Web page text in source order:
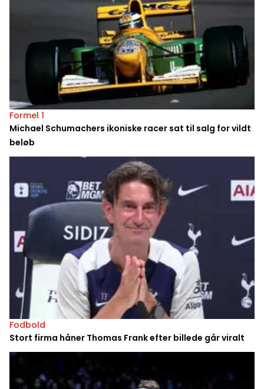
Formel 1
Michael Schumachers ikoniske racer sat til salg for vildt
beløb
Fodbold
Stort firma håner Thomas Frank efter billede går viralt